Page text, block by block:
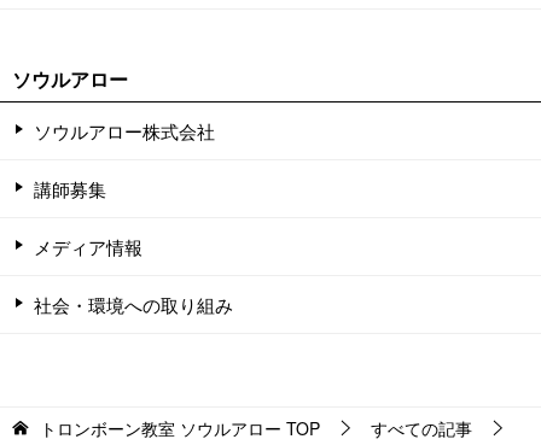
ソウルアロー
ソウルアロー株式会社
講師募集
メディア情報
社会・環境への取り組み
トロンボーン教室 ソウルアロー TOP
すべての記事